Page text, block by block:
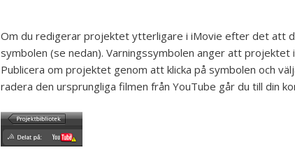
Om du redigerar projektet ytterligare i iMovie efter det att
symbolen (se nedan). Varningssymbolen anger att
Publicera om projektet genom att klicka på symbolen och
radera den ursprungliga filmen från YouTube går du till din